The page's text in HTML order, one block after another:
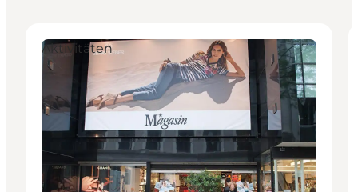
Aktivitäten